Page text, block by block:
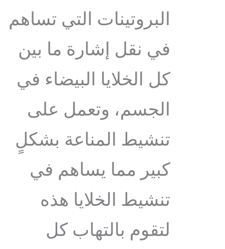
البروتينات التي تساهم
في نقل إشارة ما بين
كل الخلايا البيضاء في
الجسم، وتعمل على
تنشيط المناعة بشكلٍ
كبير مما يساهم في
تنشيط الخلايا هذه
لتقوم بالتهاب كل